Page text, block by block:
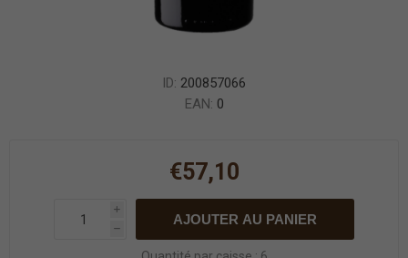
ID: 200857066
EAN: 0
€57,10
i
h
AJOUTER AU PANIER